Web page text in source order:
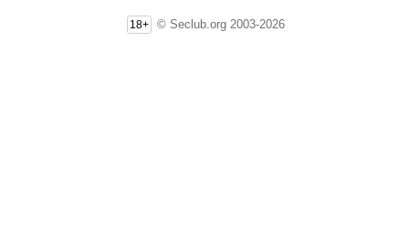
18+ © Seclub.org 2003-2026